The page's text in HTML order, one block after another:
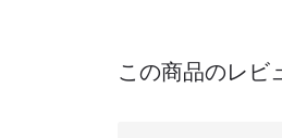
この商品のレビ